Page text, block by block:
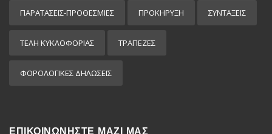
ΠΑΡΑΤΑΣΕΙΣ-ΠΡΟΘΕΣΜΙΕΣ ΠΡΟΚΉΡΥΞΗ ΣΥΝΤΑΞΕΙΣ
ΤΕΛΗ ΚΥΚΛΟΦΟΡΙΑΣ ΤΡΑΠΕΖΕΣ
ΦΟΡΟΛΟΓΙΚΕΣ ΔΗΛΩΣΕΙΣ
ΕΠΙΚΟΙΝΩΝΗΣΤΕ ΜΑΖΙ ΜΑΣ